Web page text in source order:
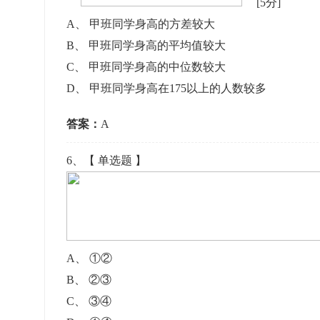
[5分]
A
甲班同学身高的方差较大
B
甲班同学身高的平均值较大
C
甲班同学身高的中位数较大
D
甲班同学身高在175以上的人数较多
答案： A
6 、【 单选题 】
A
①②
B
②③
C
③④